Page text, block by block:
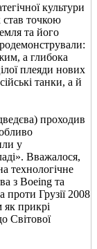
культури
точкою
та його
а глибока
плеяди нових
танки, а й
проходив
у
Вважалося,
технологічне
з Boeing та
Грузії 2008
як прикрі
Світової